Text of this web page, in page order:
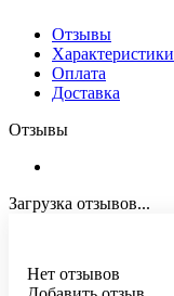
Отзывы
Характеристики
Оплата
Доставка
Отзывы
Загрузка отзывов...
Нет отзывов